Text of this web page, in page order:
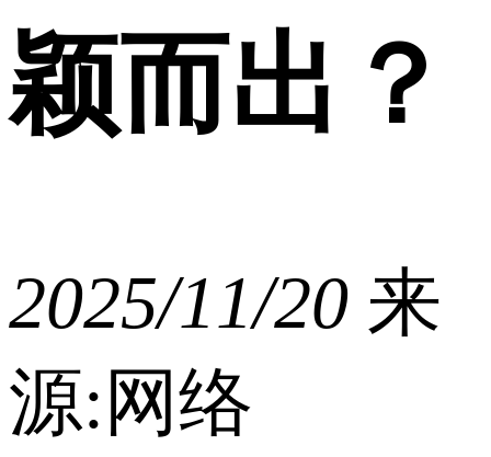
颖而出？
2025/11/20 来
源:网络